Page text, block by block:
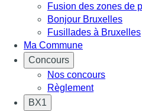
Fusion des zones de
Bonjour Bruxelles
Fusillades à Bruxelles
Ma Commune
Concours
Nos concours
Règlement
BX1